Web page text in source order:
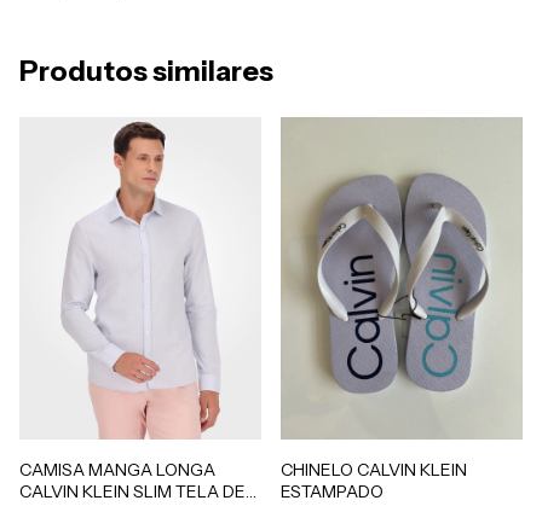
Produtos similares
CAMISA MANGA LONGA
CALVIN KLEIN SLIM TELA DE
CHINELO CALVIN KLEIN
ESTAMPADO